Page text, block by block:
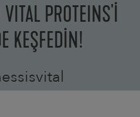
PROTEINS'İ
KEŞFEDİN!